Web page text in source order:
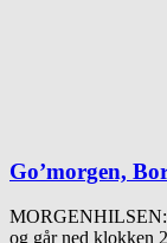
Go’morgen,
MORGENHILSEN:
og går ned klokken